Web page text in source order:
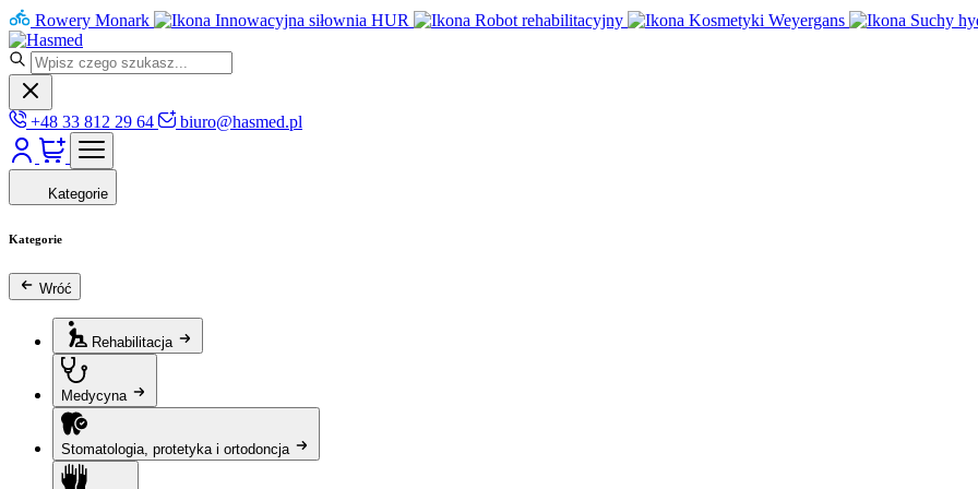
Rowery Monark Innowacyjna siłownia HUR Robot rehabilitacyjny Kosmetyki Weyergans Suchy
+48 33 812 29 64 biuro@hasmed.pl
Kategorie
Kategorie
Wróć
Rehabilitacja
Medycyna
Stomatologia, protetyka i ortodoncja